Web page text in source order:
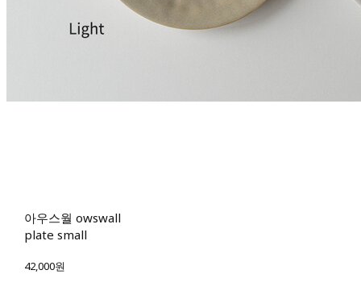
아우스월 owswall
plate small
42,000원